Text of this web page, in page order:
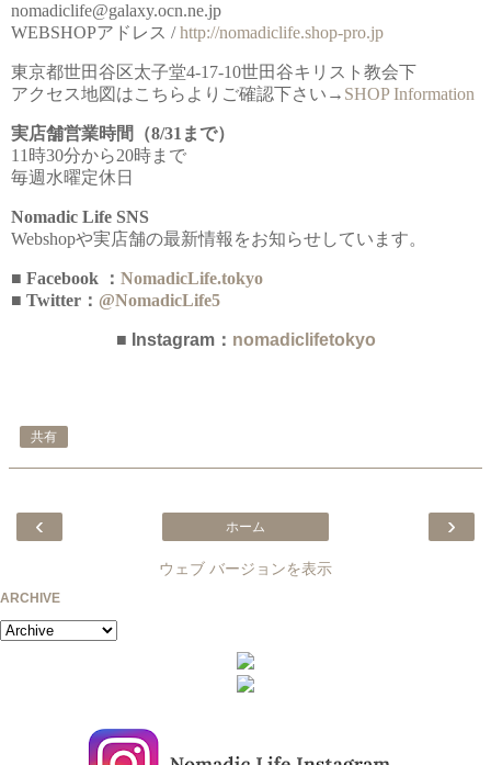
nomadiclife@galaxy.ocn.ne.jp
WEBSHOPアドレス /http://nomadiclife.shop-pro.jp
東京都世田谷区太子堂4-17-10世田谷キリスト教会下
アクセス地図はこちらよりご確認下さい→ SHOP Information
実店舗営業時間（8/31まで）
11時30分から20時まで
毎週水曜定休日
Nomadic Life SNS
Webshopや実店舗の最新情報をお知らせしています。
■ Facebook ： NomadicLife.tokyo
■ Twitter： @NomadicLife5
■ Instagram： nomadiclifetokyo
共有
‹ ›
ホーム
ウェブ バージョンを表示
ARCHIVE